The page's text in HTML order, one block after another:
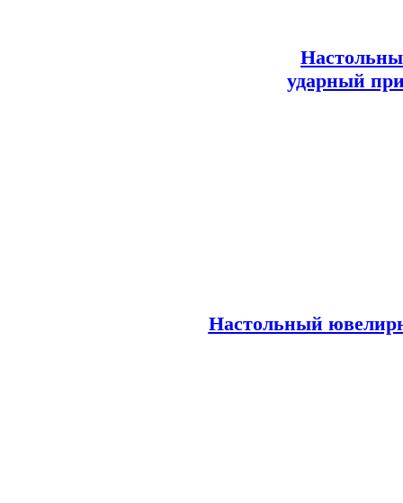
ударный
Настольный